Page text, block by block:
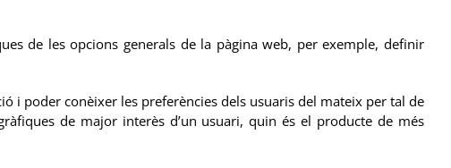
de les opcions generals de la pàgina web, per exemple, definir
i poder conèixer les preferències dels usuaris del mateix per tal de
de major interès d’un usuari, quin és el producte de més